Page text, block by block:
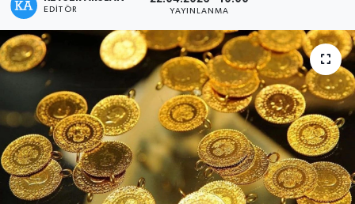
EDITÖR YAYINLANMA
Yaşam